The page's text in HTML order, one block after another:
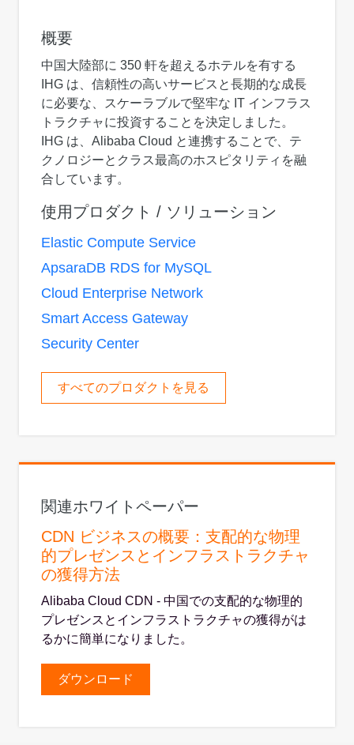
概要
中国大陸部に 350 軒を超えるホテルを有する
IHG は、信頼性の高いサービスと長期的な成長
に必要な、スケーラブルで堅牢な IT インフラス
トラクチャに投資することを決定しました。
IHG は、Alibaba Cloud と連携することで、テ
クノロジーとクラス最高のホスピタリティを融
合しています。
使用プロダクト / ソリューション
Elastic Compute Service
ApsaraDB RDS for MySQL
Cloud Enterprise Network
Smart Access Gateway
Security Center
すべてのプロダクトを見る
関連ホワイトペーパー
CDN ビジネスの概要：支配的な物理
的プレゼンスとインフラストラクチャ
の獲得方法
Alibaba Cloud CDN - 中国での支配的な物理的
プレゼンスとインフラストラクチャの獲得がは
るかに簡単になりました。
ダウンロード